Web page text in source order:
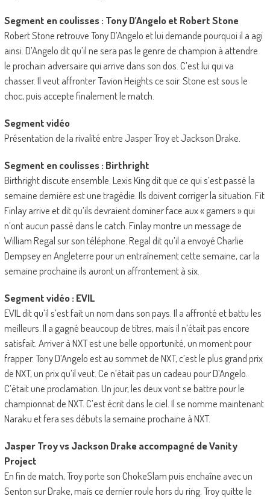
Segment en coulisses : Tony D’Angelo et Robert Stone
Robert Stone retrouve Tony D’Angelo et lui demande pourquoi il a agi
ainsi. D’Angelo dit qu’il ne sera pas le genre de champion à attendre
le prochain adversaire qui arrive dans son dos. C’est lui qui va
chasser. Il veut affronter Tavion Heights ce soir. Stone est sous le
choc, puis accepte finalement le match.
Segment vidéo
Présentation de la rivalité entre Jasper Troy et Jackson Drake.
Segment en coulisses : Birthright
Birthright discute ensemble. Lexis King dit que ce qui s’est passé la
semaine dernière est une tragédie. Ils doivent corriger la situation. Fit
Finlay arrive et dit qu’ils devraient dominer face aux « gamers » qui
n’ont aucun passé dans le catch. Finlay montre un message de
William Regal sur son téléphone. Regal dit qu’il a envoyé Charlie
Dempsey en Angleterre pour un entraînement cette semaine, car la
semaine prochaine ils auront un affrontement à six.
Segment vidéo : EVIL
EVIL dit qu’il s’est fait un nom dans son pays. Il a affronté et battu les
meilleurs. Il a gagné beaucoup de titres, mais il n’était pas encore
satisfait. Arriver à NXT est une belle opportunité, un moment pour
frapper. Tony D’Angelo est au sommet de NXT, c’est le plus grand prix
de NXT, un prix qu’il veut. Ce n’était pas un cadeau pour D’Angelo.
C’était une proclamation. Un jour, les deux vont se battre pour le
championnat de NXT. C’est écrit dans le ciel. Il se nomme maintenant
Naraku et fera ses débuts la semaine prochaine à NXT.
Jasper Troy vs Jackson Drake accompagné de Vanity
Project
En fin de match, Troy porte son ChokeSlam puis enchaîne avec un
Senton sur Drake, mais ce dernier roule hors du ring. Troy quitte le